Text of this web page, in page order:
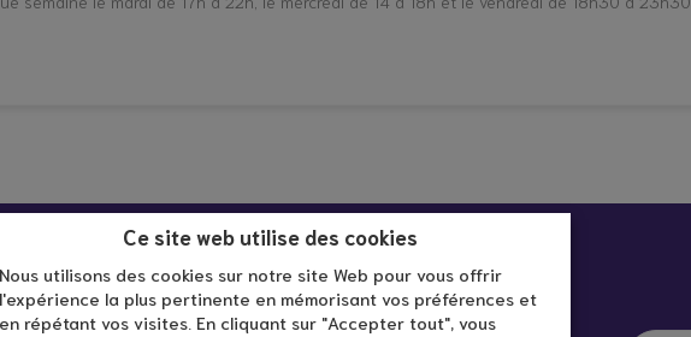
Ce site web utilise des cookies
Nous utilisons des cookies sur notre site Web pour vous offrir
l'expérience la plus pertinente en mémorisant vos préférences et
en répétant vos visites. En cliquant sur "Accepter tout", vous